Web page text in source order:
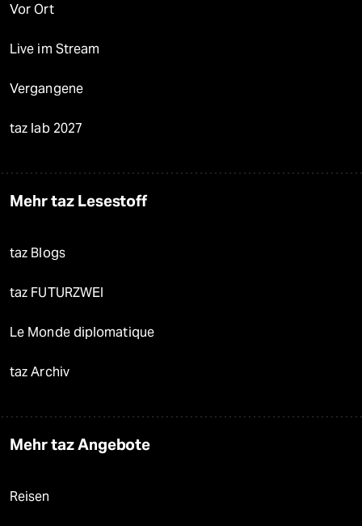
Vor Ort
Live im Stream
Vergangene
taz lab 2027
Mehr taz Lesestoff
taz Blogs
taz FUTURZWEI
Le Monde diplomatique
taz Archiv
Mehr taz Angebote
Reisen